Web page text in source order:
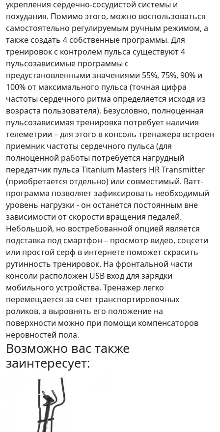
укрепления сердечно-сосудистой системы и
похудания. Помимо этого, можно воспользоваться
самостоятельно регулируемым ручным режимом, а
также создать 4 собственные программы. Для
тренировок с контролем пульса существуют 4
пульсозависимые программы с
предустановленными значениями 55%, 75%, 90% и
100% от максимального пульса (точная цифра
частоты сердечного ритма определяется исходя из
возраста пользователя). Безусловно, полноценная
пульсозависимая тренировка потребует наличия
телеметрии – для этого в консоль тренажера встроен
приемник частоты сердечного пульса (для
полноценной работы потребуется нагрудный
передатчик пульса Titanium Masters HR Transmitter
(приобретается отдельно) или совместимый. Ватт-
программа позволяет зафиксировать необходимый
уровень нагрузки - он останется постоянным вне
зависимости от скорости вращения педалей.
Небольшой, но востребованной опцией является
подставка под смартфон – просмотр видео, соцсети
или простой серф в интернете поможет скрасить
рутинность тренировок. На фронтальной части
консоли расположен USB вход для зарядки
мобильного устройства. Тренажер легко
перемещается за счет транспортировочных
роликов, а выровнять его положение на
поверхности можно при помощи компенсаторов
неровностей пола.
Возможно вас также
заинтересует: